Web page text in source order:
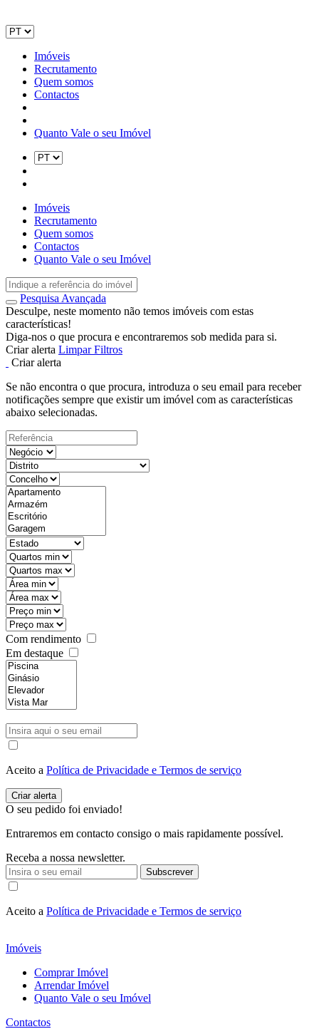
Imóveis
Recrutamento
Quem somos
Contactos
Quanto Vale o seu Imóvel
Imóveis
Recrutamento
Quem somos
Contactos
Quanto Vale o seu Imóvel
Pesquisa Avançada
Desculpe, neste momento não temos imóveis com estas
características!
Diga-nos o que procura e encontraremos sob medida para si.
Criar alerta Limpar Filtros
Criar alerta
Se não encontra o que procura, introduza o seu email para receber
notificações sempre que existir um imóvel com as características
abaixo selecionadas.
Com rendimento
Em destaque
Aceito a Política de Privacidade e Termos de serviço
O seu pedido foi enviado!
Entraremos em contacto consigo o mais rapidamente possível.
Receba a nossa newsletter.
Subscrever
Aceito a Política de Privacidade e Termos de serviço
Imóveis
Comprar Imóvel
Arrendar Imóvel
Quanto Vale o seu Imóvel
Contactos